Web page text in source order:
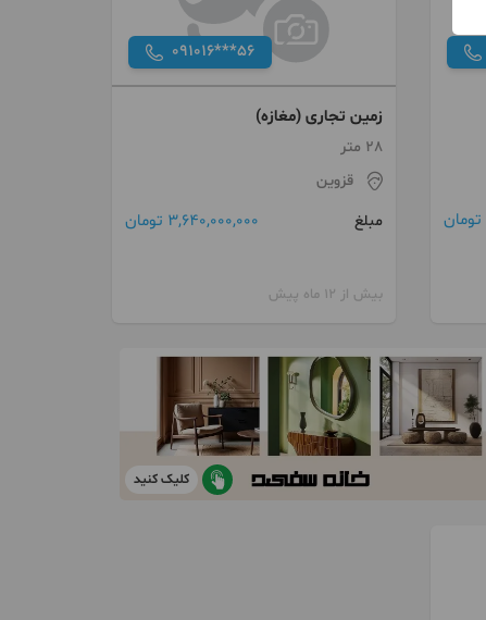
091016***56
زمین تجاری (مغازه)
28 متر
قزوین
مبلغ
3,640,000,000 تومان
بیش از 12 ماه پیش
کلیک کنید